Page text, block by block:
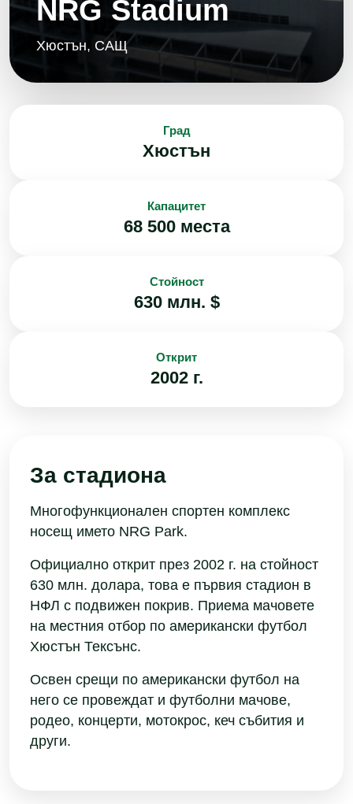
NRG Stadium
Хюстън, САЩ
Град
Хюстън
Капацитет
68 500 места
Стойност
630 млн. $
Открит
2002 г.
За стадиона
Многофункционален спортен комплекс
носещ името NRG Park.
Официално открит през 2002 г. на стойност
630 млн. долара, това е първия стадион в
НФЛ с подвижен покрив. Приема мачовете
на местния отбор по американски футбол
Хюстън Тексънс.
Освен срещи по американски футбол на
него се провеждат и футболни мачове,
родео, концерти, мотокрос, кеч събития и
други.